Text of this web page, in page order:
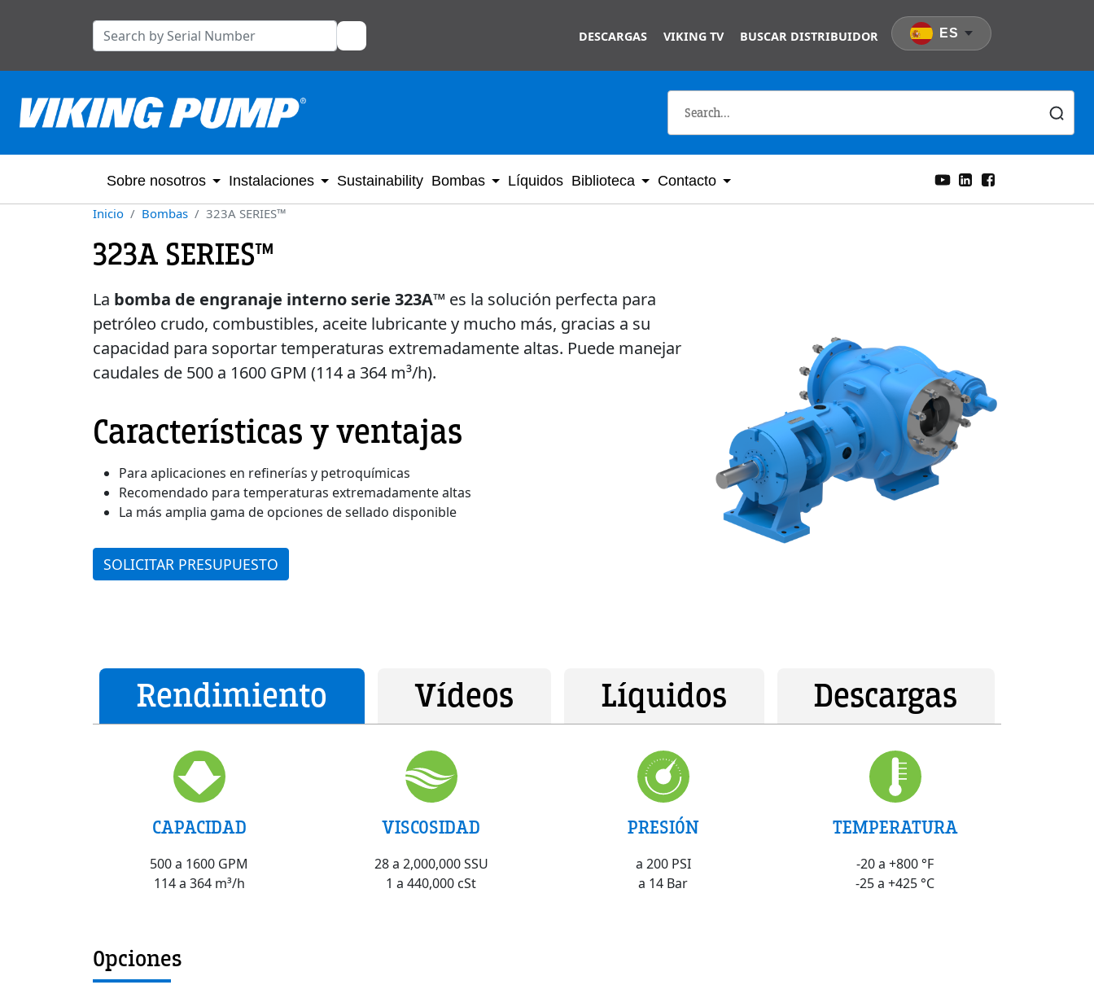
DESCARGAS VIKING TV BUSCAR DISTRIBUIDOR ES
Sobre nosotros Instalaciones Sustainability Bombas Líquidos Biblioteca
Contacto
Inicio
Bombas 323A SERIES™
323A SERIES™
La bomba de engranaje interno serie 323A™ es la solución perfecta para
petróleo crudo, combustibles, aceite lubricante y mucho más, gracias a su
capacidad para soportar temperaturas extremadamente altas. Puede manejar
caudales de 500 a 1600 GPM (114 a 364 m³/h).
Características y ventajas
Para aplicaciones en refinerías y petroquímicas
Recomendado para temperaturas extremadamente altas
La más amplia gama de opciones de sellado disponible
SOLICITAR PRESUPUESTO
Rendimiento Vídeos Líquidos Descargas
CAPACIDAD
500 a 1600 GPM
114 a 364 m³/h
VISCOSIDAD
28 a 2,000,000 SSU
1 a 440,000 cSt
PRESIÓN
a 200 PSI
a 14 Bar
TEMPERATURA
-20 a +800 °F
-25 a +425 °C
Opciones